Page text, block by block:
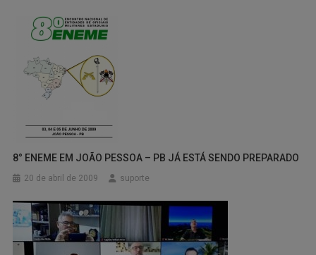
8° ENEME EM JOÃO PESSOA – PB JÁ ESTÁ SENDO PREPARADO
20 de abril de 2009 suporte